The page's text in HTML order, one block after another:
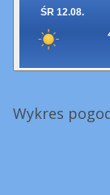
ŚR 12.08.
Wykres